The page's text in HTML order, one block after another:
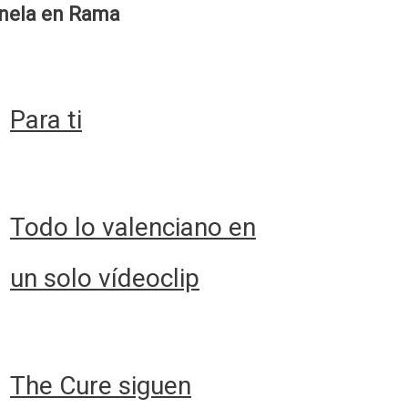
en Rama
Para ti
Todo lo valenciano en
un solo vídeoclip
The Cure siguen